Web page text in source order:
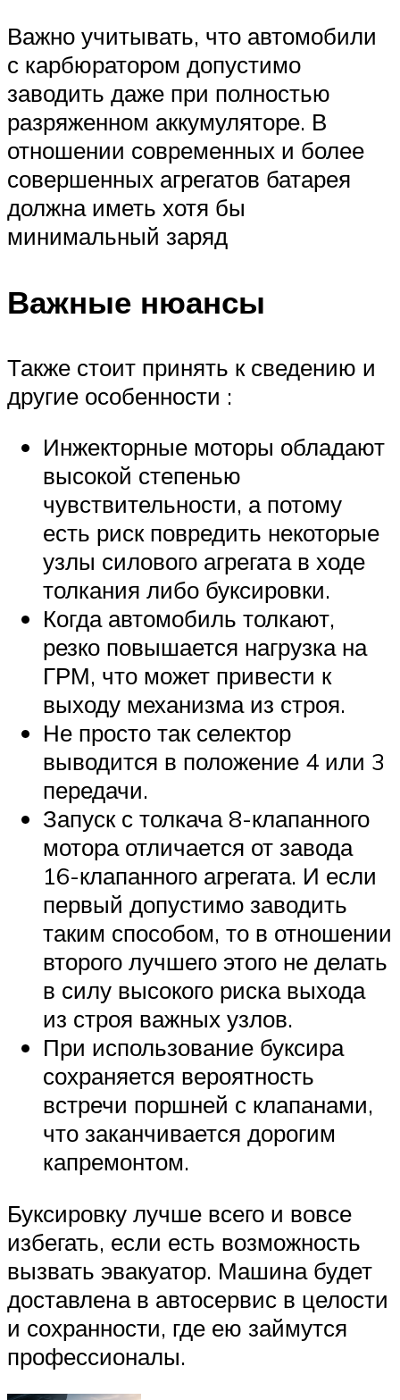
Важно учитывать, что автомобили
с карбюратором допустимо
заводить даже при полностью
разряженном аккумуляторе. В
отношении современных и более
совершенных агрегатов батарея
должна иметь хотя бы
минимальный заряд
Важные нюансы
Также стоит принять к сведению и
другие особенности :
Инжекторные моторы обладают
высокой степенью
чувствительности, а потому
есть риск повредить некоторые
узлы силового агрегата в ходе
толкания либо буксировки.
Когда автомобиль толкают,
резко повышается нагрузка на
ГРМ, что может привести к
выходу механизма из строя.
Не просто так селектор
выводится в положение 4 или 3
передачи.
Запуск с толкача 8-клапанного
мотора отличается от завода
16-клапанного агрегата. И если
первый допустимо заводить
таким способом, то в отношении
второго лучшего этого не делать
в силу высокого риска выхода
из строя важных узлов.
При использование буксира
сохраняется вероятность
встречи поршней с клапанами,
что заканчивается дорогим
капремонтом.
Буксировку лучше всего и вовсе
избегать, если есть возможность
вызвать эвакуатор. Машина будет
доставлена в автосервис в целости
и сохранности, где ею займутся
профессионалы.